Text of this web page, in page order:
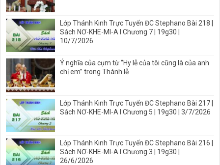
Lớp Thánh Kinh Trực Tuyến ĐC Stephano Bài 218 |
Sách NƠ-KHE-MI-A I Chương 7 | 19g30 |
10/7/2026
Ý nghĩa của cụm từ “Hy lễ của tôi cũng là của anh
chị em” trong Thánh lễ
Lớp Thánh Kinh Trực Tuyến ĐC Stephano Bài 217 |
Sách NƠ-KHE-MI-A I Chương 5 | 19g30 | 3/7/2026
Lớp Thánh Kinh Trực Tuyến ĐC Stephano Bài 216 |
Sách NƠ-KHE-MI-A I Chương 3 | 19g30 |
26/6/2026